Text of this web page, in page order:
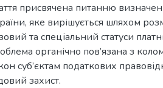
присвячена питанню
яке вирішується шляхом
та спеціальний статуси
органічно пов’язана з
суб’єктам податкових
захист.